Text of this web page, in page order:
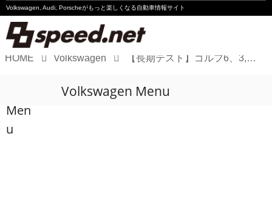
Volkswagen, Audi, Porscheがもっと楽しくなる自動車情報サイト
Audi
HOME Volkswagen 【長期テスト】ゴルフ6、3,000km超えて、HIDを物色!?
Men
u
Volkswagen Menu